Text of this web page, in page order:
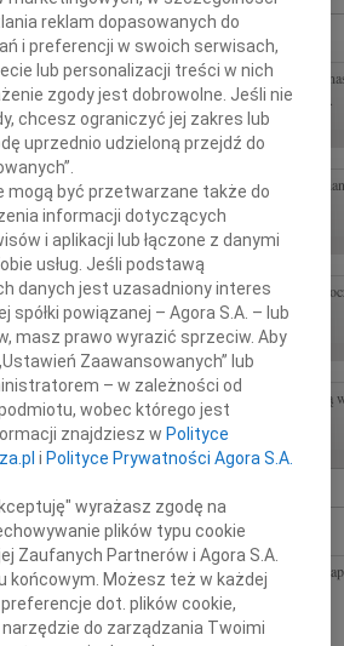
że dnia 20 lipca 2026 roku odszedł w wieku 82 lat
pilot i przewodnik turystyczny Pogrzeb odbędzie się...
POLSKA
lipca 2026 roku zmarła przeżywszy 104 lata nasza
Powstaniec Warszawski ps. "Kropka",...
że dnia 29 lipca 2026 roku zmarła Wanda Milan
11:15 na Cmentarzu św. Rocha przy ul....
z firmy Konecranes and Demag Sp. z o.o. składają
Mamy nadzieję, że obecność Rodziny i...
322 821
22.07.2009CAŁA POLSKA
żalem przyjęliśmy wiadomość o śmierci Zbigniewa
Teatru Polskiego Radia, laureat...
reklam dopasowanych do
i preferencji w swoich serwisach,
lub personalizacji treści w nich
zgody jest dobrowolne. Jeśli nie
chcesz ograniczyć jej zakres lub
uprzednio udzieloną przejdź do
mogą być przetwarzane także do
informacji dotyczących
i aplikacji lub łączone z danymi
usług. Jeśli podstawą
danych jest uzasadniony interes
spółki powiązanej – Agora S.A. – lub
masz prawo wyrazić sprzeciw. Aby
Zaawansowanych” lub
– w zależności od
wobec którego jest
znajdziesz wPolityce
iPolityce Prywatności Agora S.A.
wyrażasz zgodę na
plików typu cookie
Zaufanych Partnerów i Agora S.A.
końcowym. Możesz też w każdej
dot. plików cookie,
narzędzie do zarządzania Twoimi